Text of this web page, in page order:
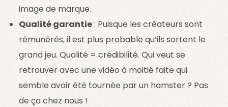
image de marque.
Qualité garantie: Puisque les créateurs sont
rémunérés, il est plus probable qu’ils sortent le
grand jeu. Qualité = crédibilité. Qui veut se
retrouver avec une vidéo à moitié faite qui
semble avoir été tournée par un hamster ? Pas
de ça chez nous !